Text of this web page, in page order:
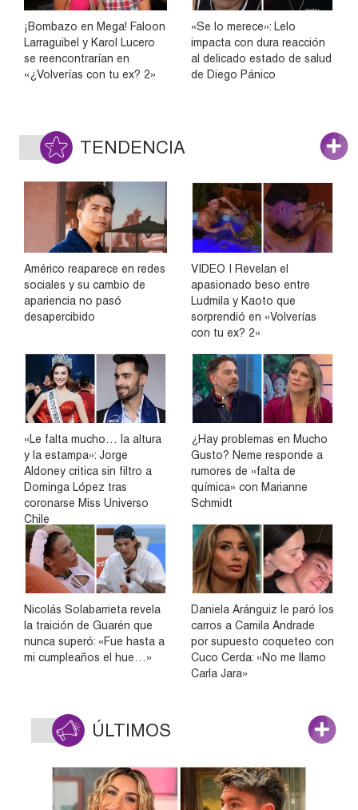
¡Bombazo en Mega! Faloon
Larraguibel y Karol Lucero
se reencontrarían en
«¿Volverías con tu ex? 2»
«Se lo merece»: Lelo
impacta con dura reacción
al delicado estado de salud
de Diego Pánico
TENDENCIA
Américo reaparece en redes
sociales y su cambio de
apariencia no pasó
desapercibido
VIDEO | Revelan el
apasionado beso entre
Ludmila y Kaoto que
sorprendió en «Volverías
con tu ex? 2»
«Le falta mucho… la altura
y la estampa»: Jorge
Aldoney critica sin filtro a
Dominga López tras
coronarse Miss Universo
Chile
¿Hay problemas en Mucho
Gusto? Neme responde a
rumores de «falta de
química» con Marianne
Schmidt
Nicolás Solabarrieta revela
la traición de Guarén que
nunca superó: «Fue hasta a
mi cumpleaños el hue…»
Daniela Aránguiz le paró los
carros a Camila Andrade
por supuesto coqueteo con
Cuco Cerda: «No me llamo
Carla Jara»
ÚLTIMOS